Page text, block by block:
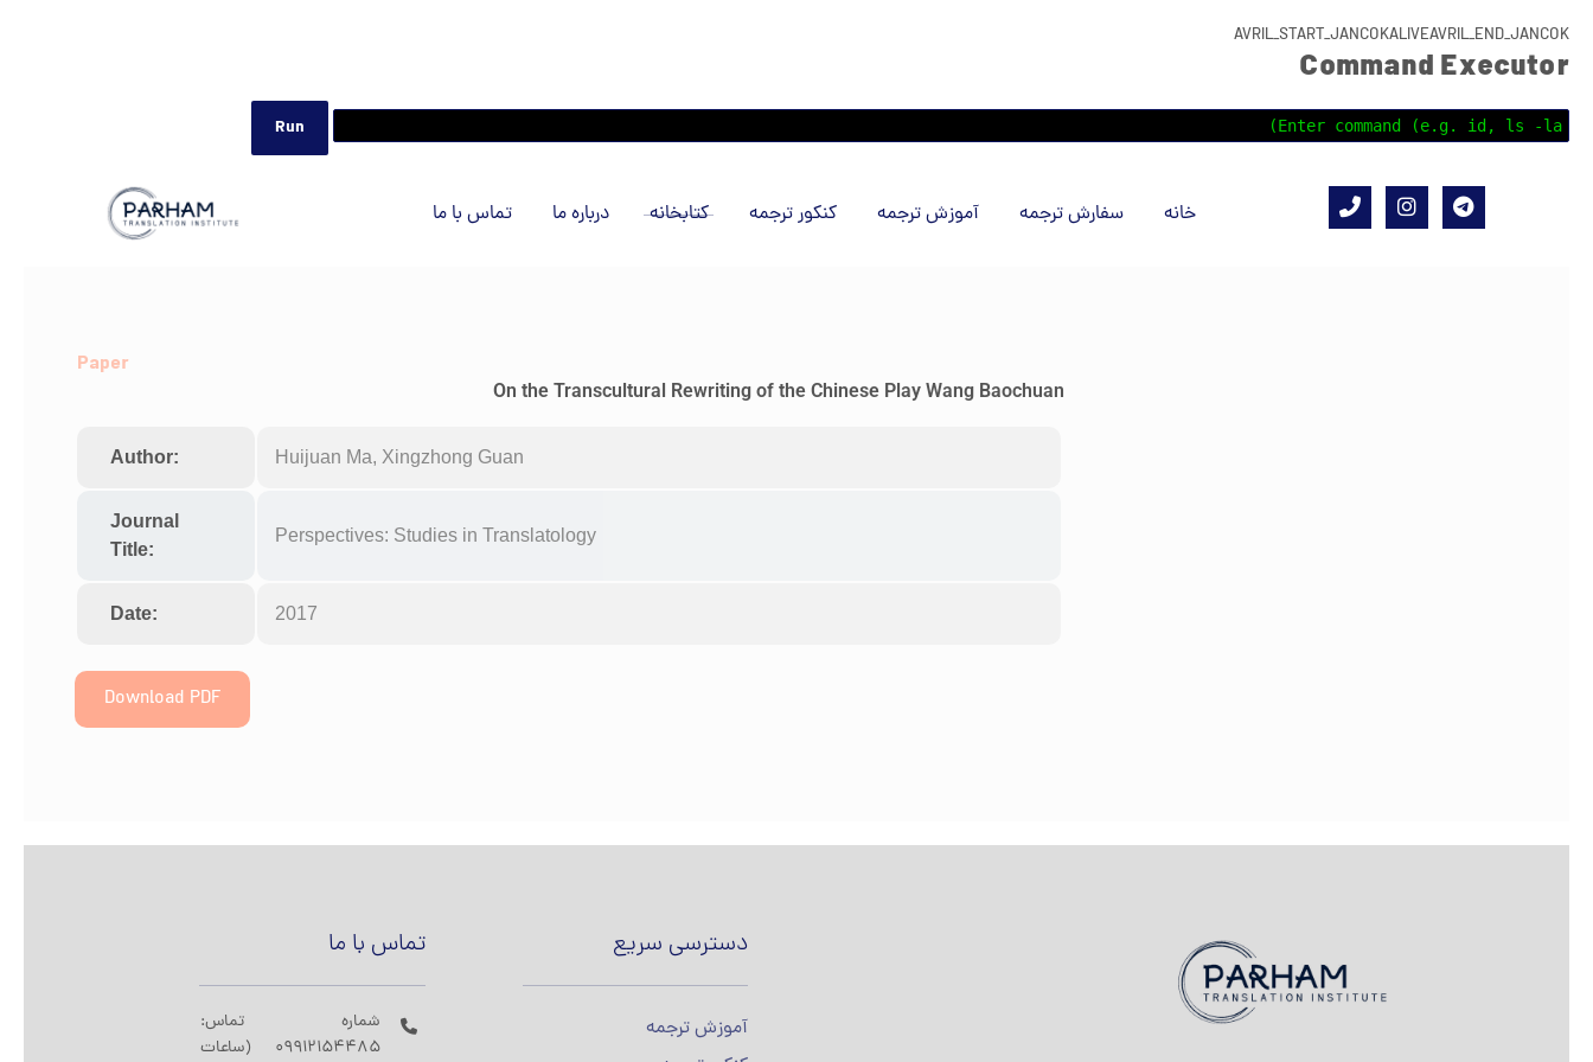
AVRIL_START_JANCOKALIVEAVRIL_END_JANCOK
Command Executor
خانه سفارش ترجمه آموزش ترجمه کنکور ترجمه کتابخانه درباره ما تماس با ما
Paper
On the Transcultural Rewriting of the Chinese Play Wang Baochuan
Author: Huijuan Ma, Xingzhong Guan
Journal
Title:
Perspectives: Studies in Translatology
Date: 2017
Download PDF
دسترسی سریع
آموزش ترجمه
تماس با ما
شماره تماس:
09912154485 (ساعات